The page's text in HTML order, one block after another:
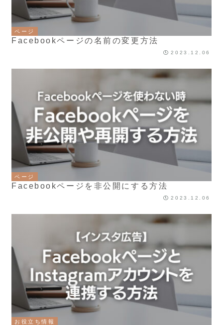
ページ
Facebookページの名前の変更方法
2023.12.06
ページ
Facebookページを非公開にする方法
2023.12.06
お役立ち情報